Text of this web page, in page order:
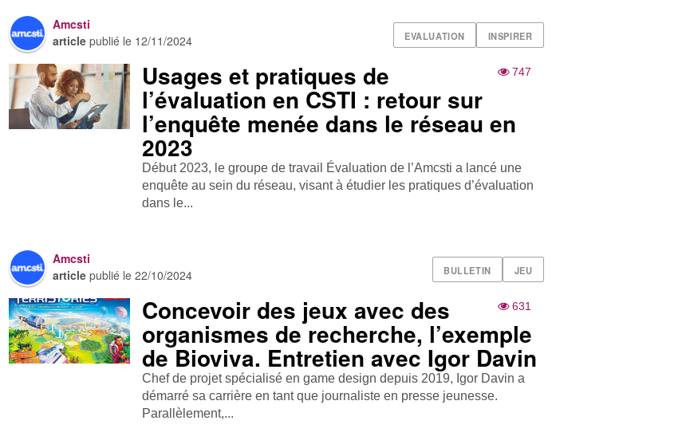
EVALUATION INSPIRER
Amcsti
article publié le 12/11/2024
747
Usages et pratiques de
l’évaluation en CSTI : retour sur
l’enquête menée dans le réseau en
2023
Début 2023, le groupe de travail Évaluation de l’Amcsti a lancé une
enquête au sein du réseau, visant à étudier les pratiques d’évaluation
dans le...
BULLETIN JEU
Amcsti
article publié le22/10/2024
631
Concevoir des jeux avec des
organismes de recherche, l’exemple
de Bioviva. Entretien avec Igor Davin
Chef de projet spécialisé en game design depuis 2019, Igor Davin a
démarré sa carrière en tant que journaliste en presse jeunesse.
Parallèlement,...